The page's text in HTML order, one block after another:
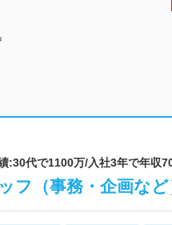
:30代で1100万/入社3年で年収
フ（事務・企画な